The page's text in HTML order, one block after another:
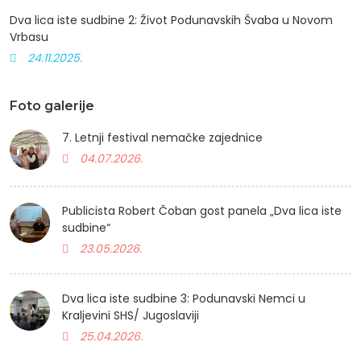
Dva lica iste sudbine 2: Život Podunavskih Švaba u Novom
Vrbasu
24.11.2025.
Foto galerije
7. Letnji festival nemačke zajednice
04.07.2026.
Publicista Robert Čoban gost panela „Dva lica iste
sudbine“
23.05.2026.
Dva lica iste sudbine 3: Podunavski Nemci u
Kraljevini SHS/ Jugoslaviji
25.04.2026.